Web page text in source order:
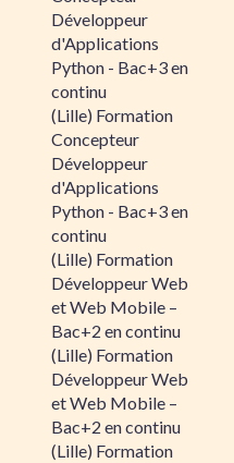
Développeur
d'Applications
Python - Bac+3 en
continu
(Lille) Formation
Concepteur
Développeur
d'Applications
Python - Bac+3 en
continu
(Lille) Formation
Développeur Web
et Web Mobile –
Bac+2 en continu
(Lille) Formation
Développeur Web
et Web Mobile –
Bac+2 en continu
(Lille) Formation